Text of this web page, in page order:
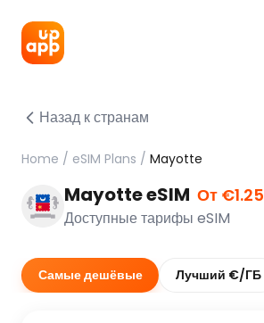
Назад к странам
Home / eSIM Plans / Mayotte
Mayotte eSIM От €1.25
Доступные тарифы eSIM
Самые дешёвые Лучший €/ГБ